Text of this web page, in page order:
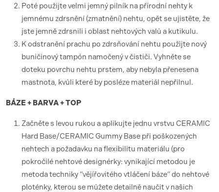
Poté použijte velmi jemný pilník na přírodní nehty k
jemnému zdrsnění (zmatnění) nehtu, opět se ujistěte, že
jste jemně zdrsnili i oblast nehtových valů a kutikulu.
K odstranění prachu po zdrsňování nehtu použijte nový
buničinový tampón namočený v čističi. Vyhněte se
doteku povrchu nehtu prstem, aby nebyla přenesena
mastnota, kvůli které by posléze materiál nepřilnul.
BÁZE + BARVA + TOP
Začněte s levou rukou a aplikujte jednu vrstvu CERAMIC
Hard Base/CERAMIC Gummy Base při poškozených
nehtech a požadavku na flexibilitu materiálu (pro
pokročilé nehtové designérky: vynikající metodou je
metoda techniky “vějířovitého vtláčení báze“ do nehtové
ploténky, kterou se můžete detailně naučit v našich